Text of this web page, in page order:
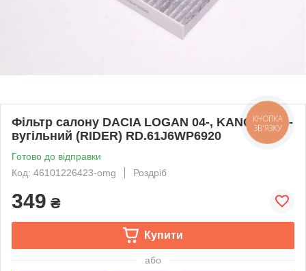
Фільтр салону DACIA LOGAN 04-, KANGOO 98-
вугільний (RIDER) RD.61J6WP6920
Готово до відправки
Код: 46101226423-omg
Роздріб
349 ₴
Купити
або
КНОПКА
ЗВ'ЯЗКУ